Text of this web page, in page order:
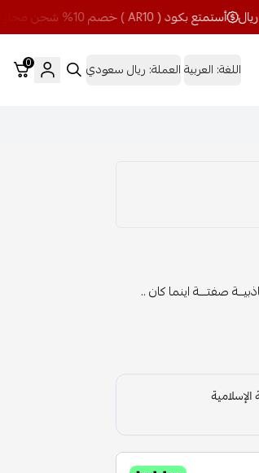
أستمتع بكود ( AR10 ) خصم 10% شحن مجاني للمشتريات فوق 350 ريال
اللغة: العربيةالعملة: ريال سعودي 0
صفتـــة اينما كان ..